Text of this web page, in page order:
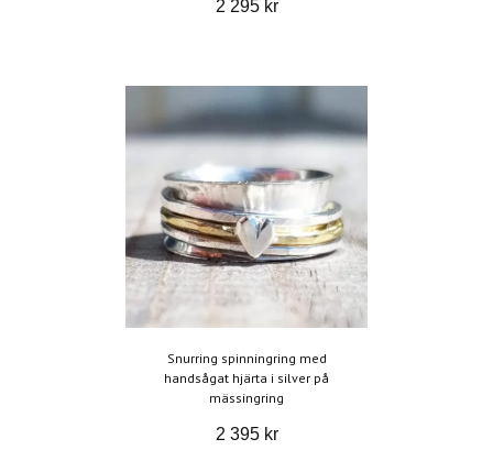
2 295 kr
Snurring spinningring med
handsågat hjärta i silver på
mässingring
2 395 kr